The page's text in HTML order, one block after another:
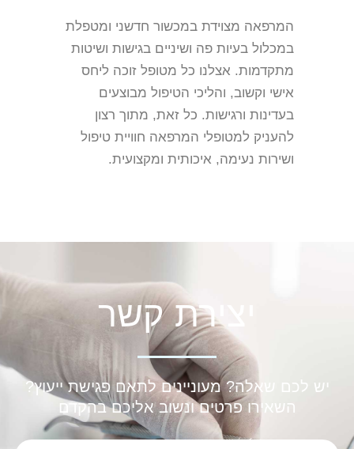
המרפאה מצוידת במכשור חדשני ומטפלת
במכלול בעיות פה ושיניים בגישות ושיטות
מתקדמות. אצלנו כל מטופל זוכה ליחס
אישי וקשוב, והליכי הטיפול מבוצעים
בעדינות ורגישות. כל זאת, מתוך רצון
להעניק למטופלי המרפאה חוויית טיפול
ושירות נעימה, איכותית ומקצועית.
יצירת קשר
יש לכם שאלה? מעוניינים לתאם פגישת ייעוץ?
השאירו פרטים ונשוב אליכם בהקדם